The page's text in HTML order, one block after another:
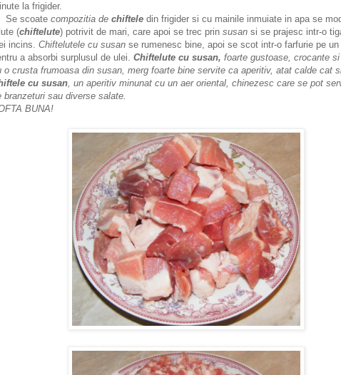
la frigider.
scoate compozitia de chiftele din frigider si cu mainile inmuiate in apa se
(chiftelute) potrivit de mari, care apoi se trec prin susan si se prajesc intr-o
incins. Chiftelutele cu susan se rumenesc bine, apoi se scot intr-o farfurie pe un
a absorbi surplusul de ulei. Chiftelute cu susan, foarte gustoase, crocante si
o crusta frumoasa din susan, merg foarte bine servite ca aperitiv, atat calde cat
cu susan, un aperitiv minunat cu un aer oriental, chinezesc care se pot
branzeturi sau diverse salate.
BUNA!